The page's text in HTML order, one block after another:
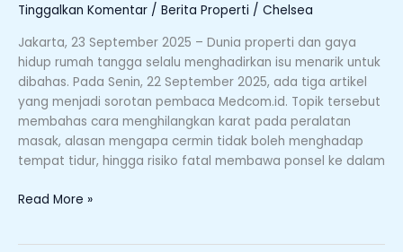
Tinggalkan Komentar / Berita Properti / Chelsea
Jakarta, 23 September 2025 – Dunia properti dan gaya
hidup rumah tangga selalu menghadirkan isu menarik untuk
dibahas. Pada Senin, 22 September 2025, ada tiga artikel
yang menjadi sorotan pembaca Medcom.id. Topik tersebut
membahas cara menghilangkan karat pada peralatan
masak, alasan mengapa cermin tidak boleh menghadap
tempat tidur, hingga risiko fatal membawa ponsel ke dalam
Read More »